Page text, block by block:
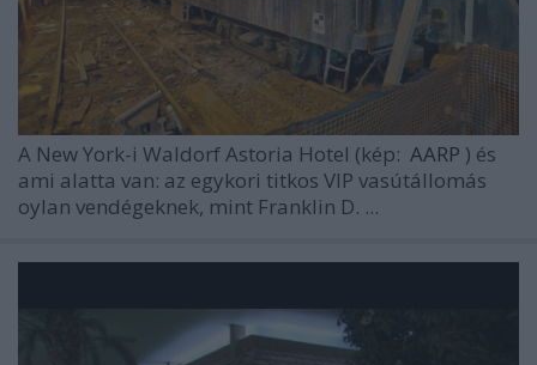
A New York-i Waldorf Astoria Hotel (kép: AARP ) és
ami alatta van: az egykori titkos VIP vasútállomás
oylan vendégeknek, mint Franklin D. ...